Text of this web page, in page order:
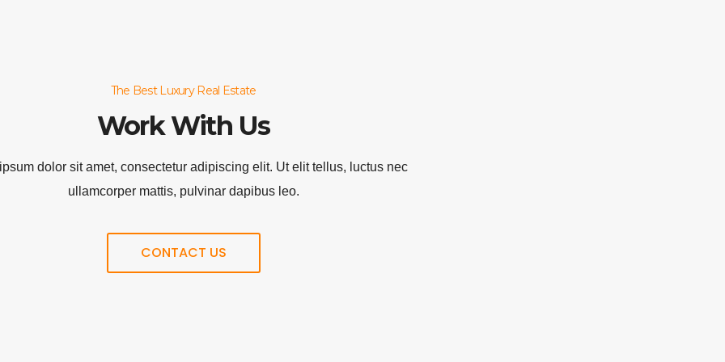
The Best Luxury Real Estate
Work With Us
dolor sit amet, consectetur adipiscing elit. Ut elit tellus, luctus nec
ullamcorper mattis, pulvinar dapibus leo.
CONTACT US